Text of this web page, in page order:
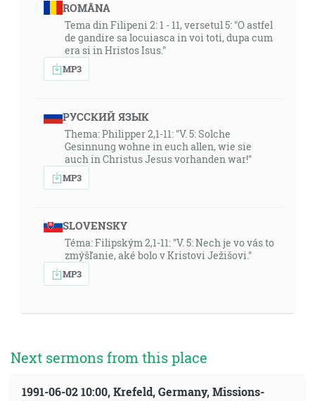
ROMÂNA
Tema din Filipeni 2: 1 - 11, versetul 5: "O astfel
de gandire sa locuiasca in voi toti, dupa cum
era si in Hristos Isus."
MP3
РУССКИЙ ЯЗЫК
Thema: Philipper 2,1-11: "V. 5: Solche
Gesinnung wohne in euch allen, wie sie
auch in Christus Jesus vorhanden war!"
MP3
SLOVENSKY
Téma: Filipským 2,1-11: "V. 5: Nech je vo vás to
zmýšľanie, aké bolo v Kristovi Ježišovi."
MP3
Next sermons from this place
1991-06-02 10:00, Krefeld, Germany, Missions-